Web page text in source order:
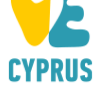
Gastronomy
» MC
MC DONALD’S